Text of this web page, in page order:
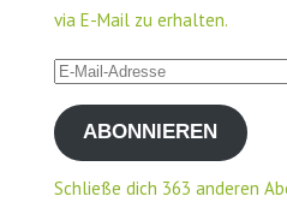
via E-Mail zu erhalten.
E-
Mail-
AdresseABONNIEREN
Schließe dich 363 anderen